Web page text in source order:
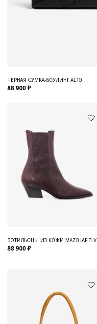
ЧЕРНАЯ СУМКА-БОУЛИНГ ALTO
88 900 ₽
БОТИЛЬОНЫ ИЗ КОЖИ MAZOLAFITLV
88 900 ₽